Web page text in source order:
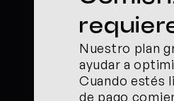
Nuestro plan
ayudar a
Cuando estés
de pago